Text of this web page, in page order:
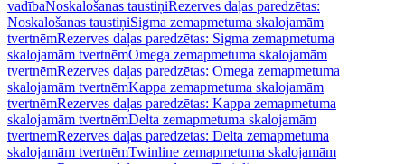
vadībaNoskalošanas taustiņiRezerves daļas paredzētas:
Noskalošanas taustiņiSigma zemapmetuma skalojamām
tvertnēmRezerves daļas paredzētas: Sigma zemapmetuma
skalojamām tvertnēmOmega zemapmetuma skalojamām
tvertnēmRezerves daļas paredzētas: Omega zemapmetuma
skalojamām tvertnēmKappa zemapmetuma skalojamām
tvertnēmRezerves daļas paredzētas: Kappa zemapmetuma
skalojamām tvertnēmDelta zemapmetuma skalojamām
tvertnēmRezerves daļas paredzētas: Delta zemapmetuma
skalojamām tvertnēmTwinline zemapmetuma skalojamām